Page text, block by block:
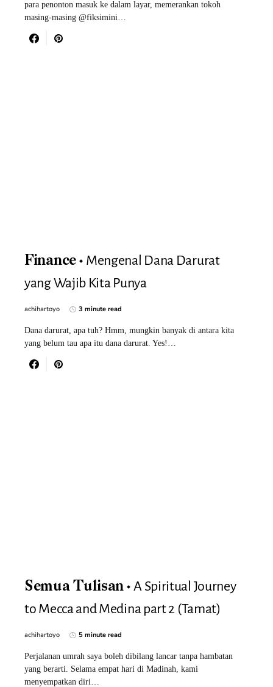
para penonton masuk ke dalam layar, memerankan tokoh
masing-masing @fiksimini…
Finance
Mengenal Dana Darurat
yang Wajib Kita Punya
achihartoyo 3 minute read
Dana darurat, apa tuh? Hmm, mungkin banyak di antara kita
yang belum tau apa itu dana darurat. Yes!…
Semua Tulisan
A Spiritual Journey
to Mecca and Medina part 2 (Tamat)
achihartoyo 5 minute read
Perjalanan umrah saya boleh dibilang lancar tanpa hambatan
yang berarti. Selama empat hari di Madinah, kami
menyempatkan diri…